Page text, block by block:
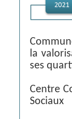
la
ses
Centre
Sociaux